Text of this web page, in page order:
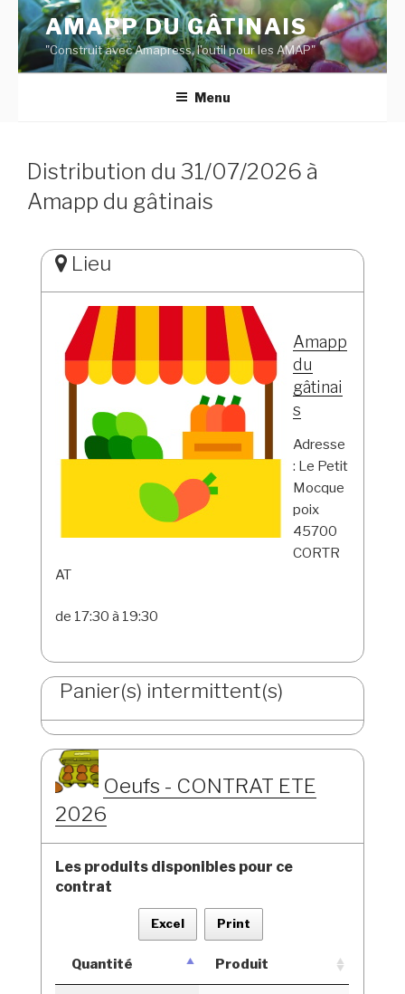
Aller
contenu
principal
AMAPP DU GÂTINAIS
"Construit avec Amapress, l'outil pour les AMAP"
Menu
Distribution du 31/07/2026 à
Amapp du gâtinais
Lieu
Amapp
du
gâtinai
s
Adresse
: Le Petit
Mocque
poix
45700
CORTR
AT
de 17:30 à 19:30
Panier(s) intermittent(s)
Oeufs - CONTRAT ETE
2026
Les produits disponibles pour ce
contrat
Excel Print
Quantité Produit